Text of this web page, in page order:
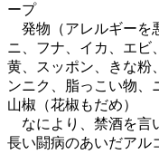
ープ
発物（アレルギーを
ニ、フナ、イカ、エビ
黄、スッポン、きな粉
ンニク、脂っこい物、
山椒（花椒もだめ）
なにより、禁酒を言
長い闘病のあいだアル